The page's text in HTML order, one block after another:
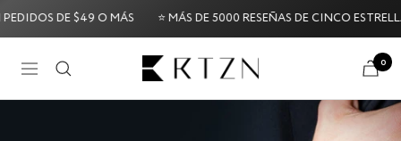
DE $49 O MÁS ⭐ MÁS DE 5000 RESEÑAS DE CINCO ESTRELLAS ⭐
Navigación RTZN 0
Try it Risk-Free: 60-Day Money-Back Guarantee